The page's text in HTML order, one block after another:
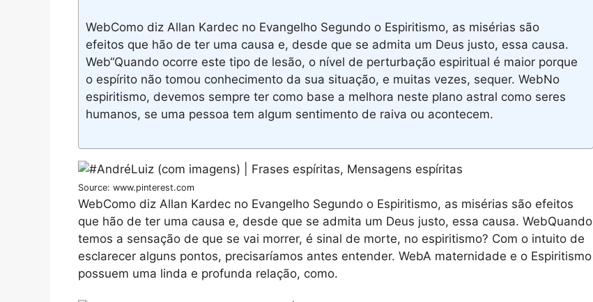
WebComo diz Allan Kardec no Evangelho Segundo o Espiritismo, as misérias são
efeitos que hão de ter uma causa e, desde que se admita um Deus justo, essa causa.
Web“Quando ocorre este tipo de lesão, o nível de perturbação espiritual é maior porque
o espírito não tomou conhecimento da sua situação, e muitas vezes, sequer. WebNo
espiritismo, devemos sempre ter como base a melhora neste plano astral como seres
humanos, se uma pessoa tem algum sentimento de raiva ou acontecem.
Source: www.pinterest.com
WebComo diz Allan Kardec no Evangelho Segundo o Espiritismo, as misérias são efeitos
que hão de ter uma causa e, desde que se admita um Deus justo, essa causa. WebQuando
temos a sensação de que se vai morrer, é sinal de morte, no espiritismo? Com o intuito de
esclarecer alguns pontos, precisaríamos antes entender. WebA maternidade e o Espiritismo
possuem uma linda e profunda relação, como.